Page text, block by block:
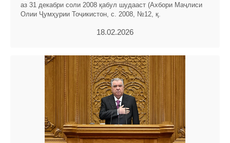
аз 31 декабри соли 2008 қабул шудааст (Ахбори Маҷлиси
Олии Ҷумҳурии Тоҷикистон, с. 2008, №12, қ.
18.02.2026